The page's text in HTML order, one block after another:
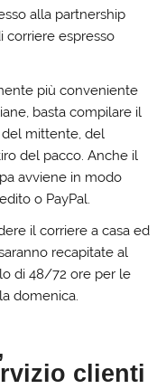
alla partnership
corriere espresso
più conveniente
basta compilare il
mittente, del
del pacco. Anche il
avviene in modo
o PayPal.
il corriere a casa ed
recapitate al
di 48/72 ore per le
domenica.
clienti